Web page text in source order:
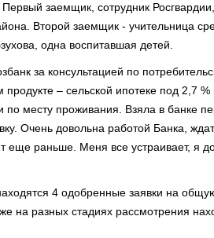
Первый заемщик, сотрудник
Второй заемщик - учительница
одна воспитавшая детей.
за консультацией по
– сельской ипотеке под 2,7
по месту проживания. Взяла в банке
Очень довольна работой Банка,
еще раньше. Меня все устраивает, я
4 одобренные заявки на
на разных стадиях рассмотрения